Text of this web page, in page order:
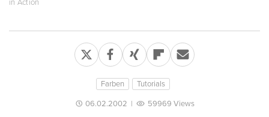
in Action
Farben Tutorials
06.02.2002 | 59969 Views